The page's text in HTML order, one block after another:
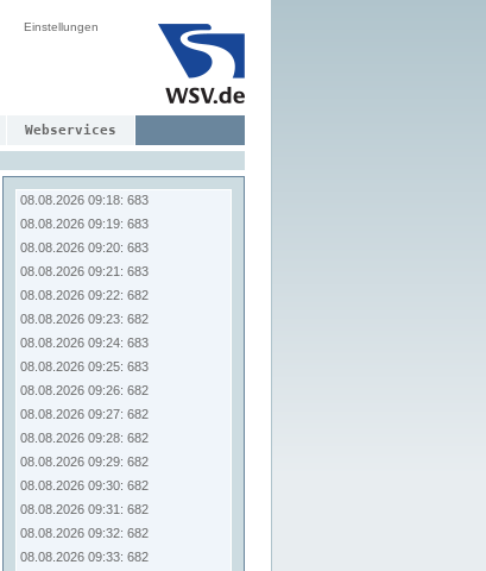
Einstellungen
Webservices
08.08.2026 09:11: 683
08.08.2026 09:15: 682
08.08.2026 09:16: 683
08.08.2026 09:17: 683
08.08.2026 09:18: 683
08.08.2026 09:19: 683
08.08.2026 09:20: 683
08.08.2026 09:21: 683
08.08.2026 09:22: 682
08.08.2026 09:23: 682
08.08.2026 09:24: 683
08.08.2026 09:25: 683
08.08.2026 09:26: 682
08.08.2026 09:27: 682
08.08.2026 09:28: 682
08.08.2026 09:29: 682
08.08.2026 09:30: 682
08.08.2026 09:31: 682
08.08.2026 09:32: 682
08.08.2026 09:33: 682